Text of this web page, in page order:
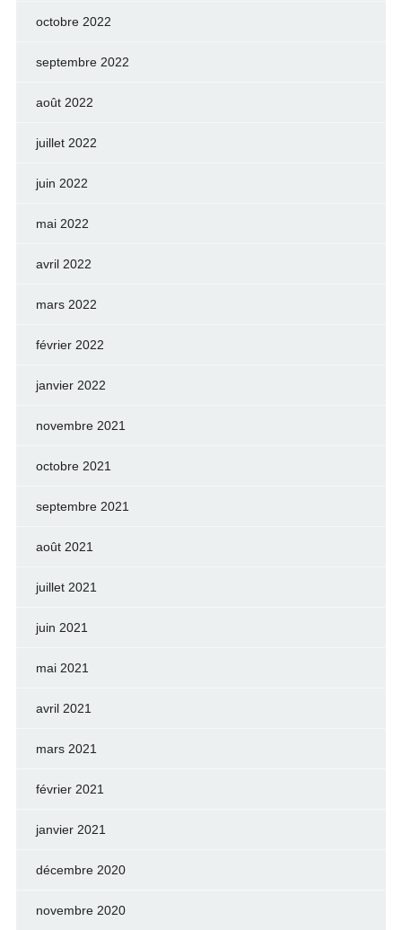
octobre 2022
septembre 2022
août 2022
juillet 2022
juin 2022
mai 2022
avril 2022
mars 2022
février 2022
janvier 2022
novembre 2021
octobre 2021
septembre 2021
août 2021
juillet 2021
juin 2021
mai 2021
avril 2021
mars 2021
février 2021
janvier 2021
décembre 2020
novembre 2020